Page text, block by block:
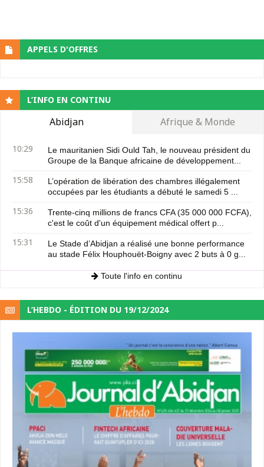
APPELS D'OFFRES
L’INFO EN CONTINU
Abidjan Afrique & Monde
10:29
Le mauritanien Sidi Ould Tah, le nouveau président du
Groupe de la Banque africaine de développement...
15:58
L’opération de libération des chambres illégalement
occupées par les étudiants a débuté le samedi 5 ...
15:36
Trente-cinq millions de francs CFA (35 000 000 FCFA),
c'est le coût d'un équipement médical offert p...
15:31
Le Stade d’Abidjan a réalisé une bonne performance
au stade Félix Houphouët-Boigny avec 2 buts à 0 g...
Toute l'info en continu
L’HEBDO - ÉDITION DU 19/12/2024